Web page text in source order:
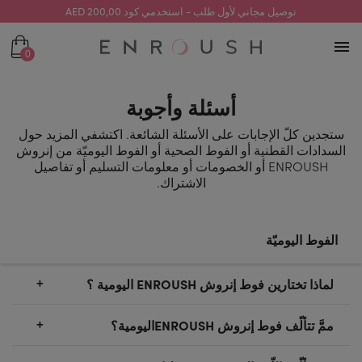
توصيل مجاني لأول طلب - استخدمي كود 200,00 AED
0
أسئلة وأجوبة
ستجدين كلّ الإجابات على الأسئلة الشائعة. اكتشفي المزيد حول
السدادات القطنية أو الفوط الصحية أو الفوط اليوميّة من إنروش
ENROUSH أو الخصومات أو معلومات التسليم أو تفاصيل
الاشتراك.
الفوط اليوميّة
لماذا تختارين فوط إنروش ENROUSH اليومية ؟
إنّ أي امرأة تعرف أنّ جسدها يعمل دون توقف وأنّ
التّسرّبات قد تحدث في أي يوم، وليس فقط أثناء الحيض.
سواء كان ذلك بسبب التّعرّق أو الإفرازات اليوميّة أو البُقع،
ممَّ تتألّف فوط إنروش ENROUSHاليومية؟